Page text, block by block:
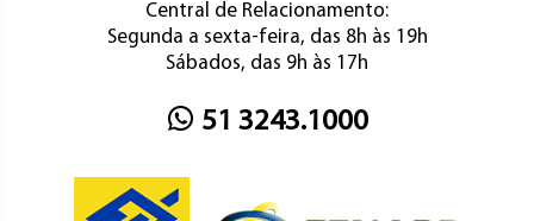
Central de Relacionamento:
Segunda a sexta-feira, das 8h às 19h
Sábados, das 9h às 17h
51 3243.1000